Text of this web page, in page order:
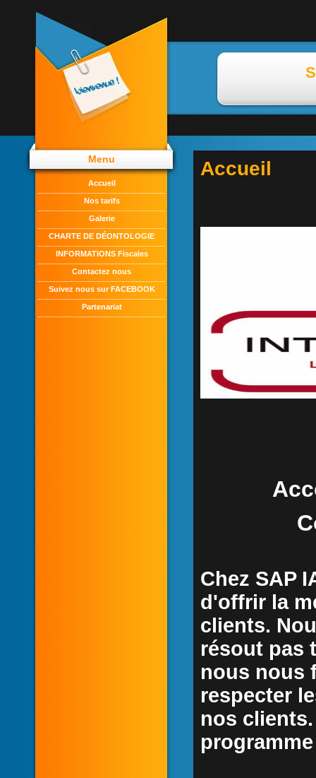
Menu
Accueil
Nos tarifs
Galerie
CHARTE DE DÉONTOLOGIE
INFORMATIONS Fiscales
Contactez nous
Suivez nous sur FACEBOOK
Partenariat
Accueil
Chez SAP
d'offrir la
clients.
résout pas
nous nous
respecter
nos